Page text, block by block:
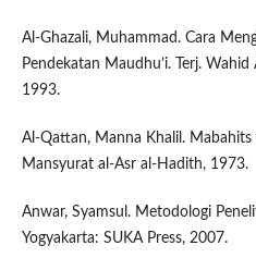
Al-Ghazali, Muhammad. Cara
Pendekatan Maudhu’i. Terj.
1993.
Al-Qattan, Manna Khalil. Mabahits
Mansyurat al-Asr al-Hadith, 1973.
Anwar, Syamsul. Metodologi
Yogyakarta: SUKA Press, 2007.